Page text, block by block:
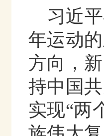
习近平
年运动
方向，
持中国
实现“两